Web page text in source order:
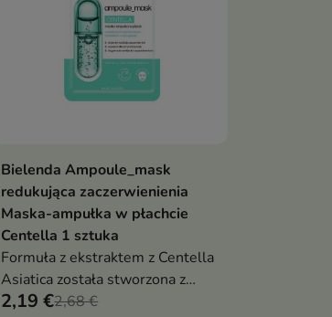
Dodaj do koszyka
Bielenda Ampoule_mask
redukująca zaczerwienienia
Maska-ampułka w płachcie
Centella 1 sztuka
Formuła z ekstraktem z Centella
Asiatica została stworzona z
myślą o skórze wrażliwej,
2,19 €2,68 €